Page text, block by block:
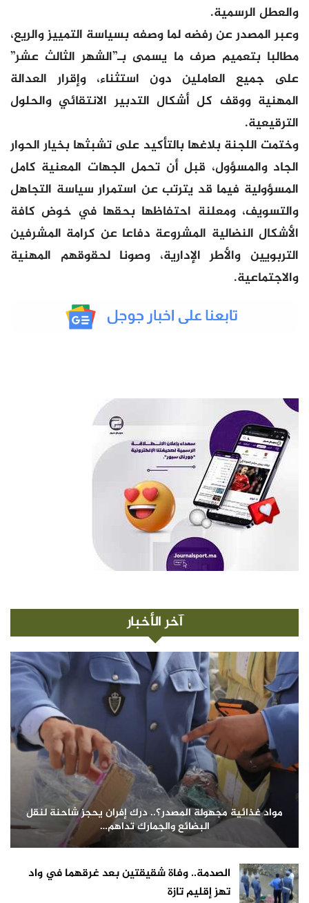
والعطل الرسمية.
وعبر المصدر عن رفضه لما وصفه بسياسة التمييز والريع،
مطالبا بتعميم صرف ما يسمى بـ”الشهر الثالث عشر”
على جميع العاملين دون استثناء، وإقرار العدالة
المهنية ووقف كل أشكال التدبير الانتقائي والحلول
الترقيعية.
وختمت اللجنة بلاغها بالتأكيد على تشبثها بخيار الحوار
الجاد والمسؤول، قبل أن تحمل الجهات المعنية كامل
المسؤولية فيما قد يترتب عن استمرار سياسة التجاهل
والتسويف، ومعلنة احتفاظها بحقها في خوض كافة
الأشكال النضالية المشروعة دفاعا عن كرامة المشرفين
التربويين والأطر الإدارية، وصونا لحقوقهم المهنية
والاجتماعية.
آخر الأخبار
مواد غذائية مجهولة المصدر؟.. درك إفران يحجز شاحنة لنقل
البضائع والجمارك تداهم…
الصدمة.. وفاة شقيقتين بعد غرقهما في واد
تهز إقليم تازة